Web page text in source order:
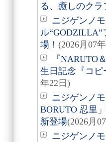
る、癒しのクラ
ニジゲンノ
ル
場！ (2026月07
『
生日記念『コ
年22日)
ニジゲンノ
BORUTO 忍里
新登場(2026月
ニジゲンノ